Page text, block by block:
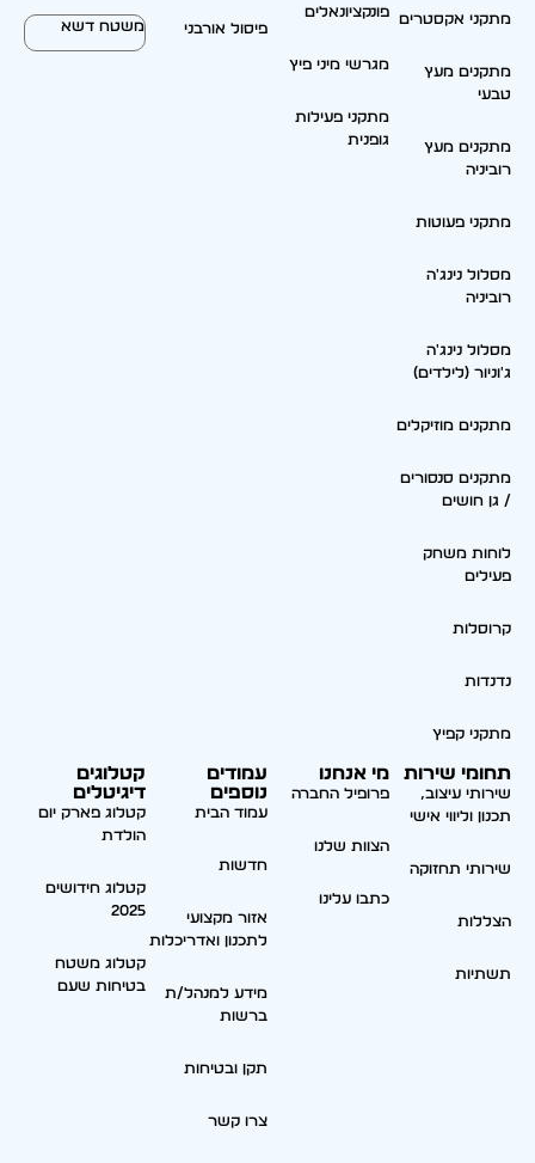
מתקני אקסטרים
מתקנים מעץ
טבעי
מתקנים מעץ
רוביניה
מתקני פעוטות
מסלול נינג'ה
רוביניה
מסלול נינג'ה
ג'וניור (לילדים)
מתקנים מוזיקלים
מתקנים סנסורים
/ גן חושים
לוחות משחק
פעילים
קרוסלות
נדנדות
מתקני קפיץ
פונקציונאלים
מגרשי מיני פיץ
מתקני פעילות
גופנית
פיסול אורבני משטח דשא
תחומי שירות
שירותי עיצוב,
תכנון וליווי אישי
שירותי תחזוקה
הצללות
תשתיות
מי אנחנו
פרופיל החברה
הצוות שלנו
כתבו עלינו
עמודים
נוספים
עמוד הבית
חדשות
אזור מקצועי
לתכנון ואדריכלות
מידע למנהל/ת
ברשות
תקן ובטיחות
צרו קשר
קטלוגים
דיגיטלים
קטלוג פארק יום
הולדת
קטלוג חידושים
2025
קטלוג משטח
בטיחות שעם